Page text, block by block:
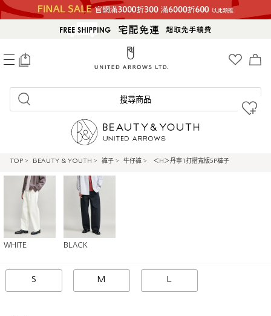
搜尋商品
TOP > BEAUTY & YOUTH > 褲子 > 牛仔褲 > ＜H＞丹寧1打摺寬版5P褲子
WHITE BLACK
S M L